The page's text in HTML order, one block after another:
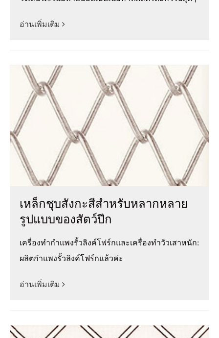
อ่านเพิ่มเติม
เหล็กชุบสังกะสีสำหรับหลากหลาย
รูปแบบของสัตว์ปีก
เครื่องทำกำแพงรั้วลิงค์โฟร์กและเครื่องทำวัวเสาหนัก:
ผลิตกำแพงรั้วลิงค์โฟร์กแล้วค่ะ
อ่านเพิ่มเติม